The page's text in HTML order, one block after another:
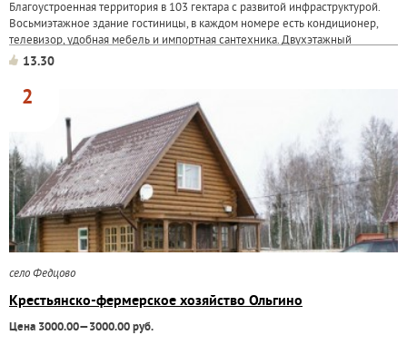
Благоустроенная территория в 103 гектара с развитой инфраструктурой.
Восьмиэтажное здание гостиницы, в каждом номере есть кондиционер,
телевизор, удобная мебель и импортная сантехника. Двухэтажный
спортивный корпус с...
13.30
2
село Федцово
Крестьянско-фермерское хозяйство Ольгино
Цена 3000.00—3000.00 руб.